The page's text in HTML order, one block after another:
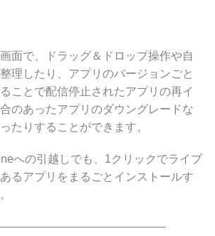
面で、ドラッグ＆ドロップ操作や自
理したり、アプリのバージョンごと
ことで配信停止されたアプリの再イ
のあったアプリのダウングレードな
たりすることができます。
への引越しでも、1クリックでライブ
るアプリをまるごとインストールす